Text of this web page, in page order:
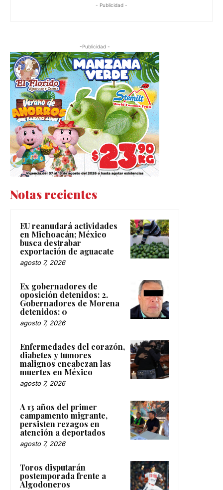
- Publicidad -
-Publicidad -
Notas recientes
EU reanudará actividades
en Michoacán; México
busca destrabar
exportación de aguacate
agosto 7, 2026
Ex gobernadores de
oposición detenidos: 2.
Gobernadores de Morena
detenidos: 0
agosto 7, 2026
Enfermedades del corazón,
diabetes y tumores
malignos encabezan las
muertes en México
agosto 7, 2026
A 13 años del primer
campamento migrante,
persisten rezagos en
atención a deportados
agosto 7, 2026
Toros disputarán
postemporada frente a
Algodoneros